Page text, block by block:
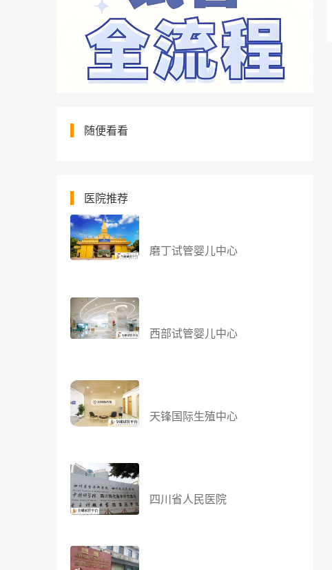
随便看看
医院推荐
磨丁试管婴儿中心
西部试管婴儿中心
天锋国际生殖中心
四川省人民医院